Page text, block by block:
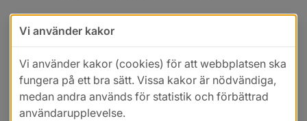
Vi använder kakor
Vi använder kakor (cookies) för att webbplatsen ska
fungera på ett bra sätt. Vissa kakor är nödvändiga,
medan andra används för statistik och förbättrad
användarupplevelse.